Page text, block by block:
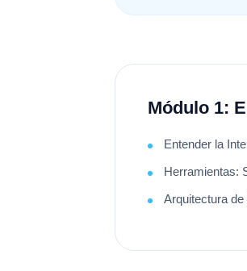
Módulo 1:
Entender la
Herramientas:
Arquitectura